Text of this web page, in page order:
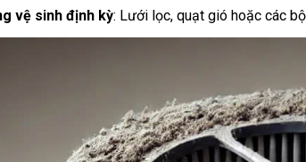
vệ sinh định kỳ: Lưới lọc, quạt gió hoặc các